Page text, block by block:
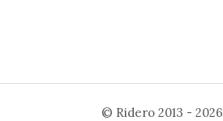
© Ridero 2013 - 2026